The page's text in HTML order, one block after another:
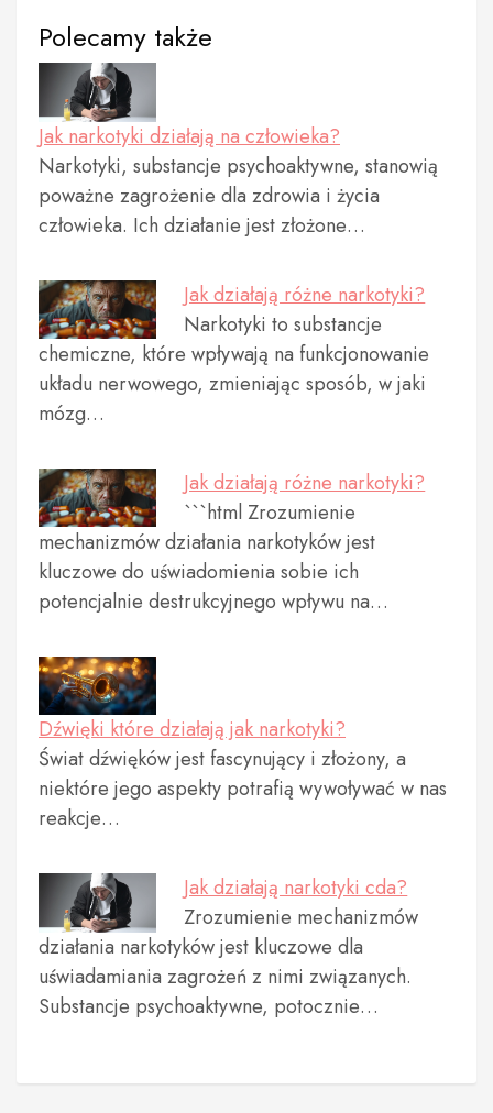
Polecamy także
Jak narkotyki działają na człowieka?
Narkotyki, substancje psychoaktywne, stanowią
poważne zagrożenie dla zdrowia i życia
człowieka. Ich działanie jest złożone…
Jak działają różne narkotyki?
Narkotyki to substancje
chemiczne, które wpływają na funkcjonowanie
układu nerwowego, zmieniając sposób, w jaki
mózg…
Jak działają różne narkotyki?
```html Zrozumienie
mechanizmów działania narkotyków jest
kluczowe do uświadomienia sobie ich
potencjalnie destrukcyjnego wpływu na…
Dźwięki które działają jak narkotyki?
Świat dźwięków jest fascynujący i złożony, a
niektóre jego aspekty potrafią wywoływać w nas
reakcje…
Jak działają narkotyki cda?
Zrozumienie mechanizmów
działania narkotyków jest kluczowe dla
uświadamiania zagrożeń z nimi związanych.
Substancje psychoaktywne, potocznie…